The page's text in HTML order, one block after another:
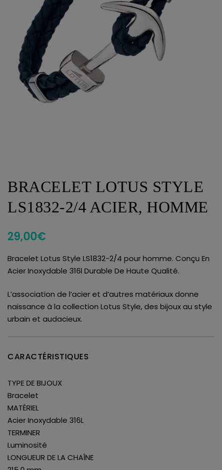
BRACELET LOTUS STYLE
LS1832-2/4 ACIER, HOMME
29,00€
Bracelet Lotus Style LS1832-2/4 pour homme. Conçu En
Acier Inoxydable 316l Durable De Haute Qualité.
L’association de l’acier et d’autres matériaux donne
naissance à la collection Lotus Style, des bijoux au style
urbain et audacieux.
CARACTÉRISTIQUES
TYPE DE BIJOUX
Bracelet
MATÉRIEL
Acier Inoxydable 316L
TERMINER
Luminosité
LONGUEUR DE LA CHAÎNE